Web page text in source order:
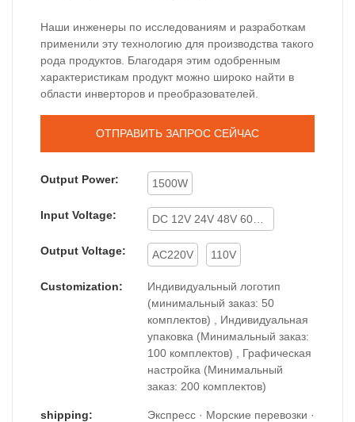
Наши инженеры по исследованиям и разработкам
применили эту технологию для производства такого
рода продуктов. Благодаря этим одобренным
характеристикам продукт можно широко найти в
области инверторов и преобразователей.
ОТПРАВИТЬ ЗАПРОС СЕЙЧАС
Output Power: 1500W
Input Voltage:
Output Voltage: AC220V 110V
Customization:
Индивидуальный логотип
(минимальный заказ: 50
комплектов) , Индивидуальная
упаковка (Минимальный заказ:
100 комплектов) , Графическая
настройка (Минимальный
заказ: 200 комплектов)
shipping:
Экспресс · Морские перевозки ·